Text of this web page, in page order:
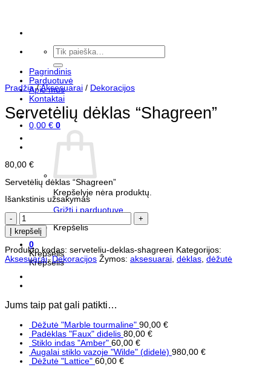
Ieškoti:
Pagrindinis
Parduotuvė
Apie mus
Kontaktai
0,00 € 0
Krepšelyje nėra produktų.
Grįžti į parduotuvę
Krepšelis
0
Krepšelis
Krepšelis
Pradžia / Aksesuarai / Dekoracijos
Servetėlių dėklas “Shagreen”
80,00 €
Servetėlių dėklas “Shagreen”
Išankstinis užsakymas
produkto
kiekis:
Servetėlių
dėklas
"Shagreen"
Į krepšelį
Produkto kodas: serveteliu-deklas-shagreen Kategorijos:
Aksesuarai,Dekoracijos Žymos: aksesuarai, dėklas, dėžutė
Jums taip pat gali patikti…
Dėžutė "Marble tourmaline" 90,00 €
Padėklas "Faux" didelis 80,00 €
Stiklo indas "Amber" 60,00 €
Augalai stiklo vazoje "Wilde" (didelė) 980,00 €
Dėžutė "Lattice" 60,00 €